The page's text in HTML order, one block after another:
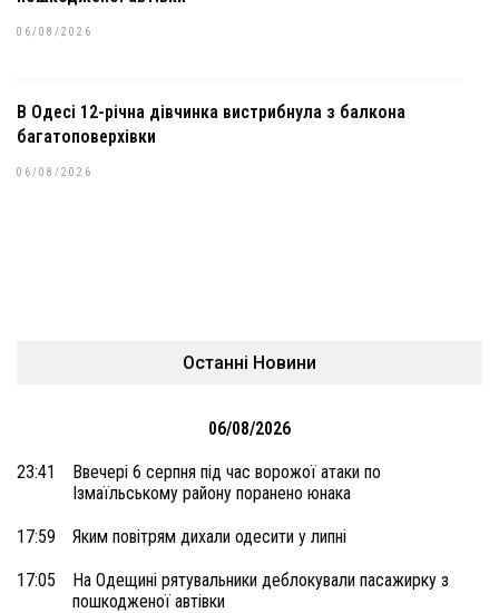
06/08/2026
В Одесі 12-річна дівчинка вистрибнула з балкона
багатоповерхівки
06/08/2026
Останні Новини
06/08/2026
23:41
Ввечері 6 серпня під час ворожої атаки по
Ізмаїльському району поранено юнака
17:59 Яким повітрям дихали одесити у липні
17:05
На Одещині рятувальники деблокували пасажирку з
пошкодженої автівки